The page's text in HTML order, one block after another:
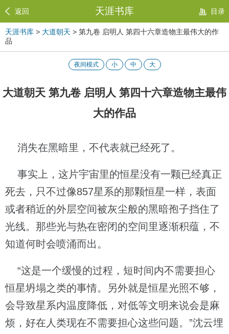
返回 天涯书库 目录
天涯书库 > 大道朝天 > 第九卷 启明人 第四十六章造物主最伟大的作
品
夜间模式 小 中 大
大道朝天 第九卷 启明人 第四十六章造物主最伟
大的作品
消失在黑暗里，不代表就已经死了。
事实上，这片宇宙里的恒星没有一颗已经真正
死去，只不过像857星系的那颗恒星一样，表面
或者稍近的外层空间被灰尘般的黑暗孢子挡住了
光线。那些光与热在密闭的空间里逐渐积蕴，不
知道何时会喷涌而出。
“这是一个缓慢的过程，短时间内不需要担心
恒星坍塌之类的事情。另外就是恒星光照不够，
会导致星系内温度降低，对低等文明来说会是麻
烦，好在人类现在不需要担心这些问题。”沈云埋